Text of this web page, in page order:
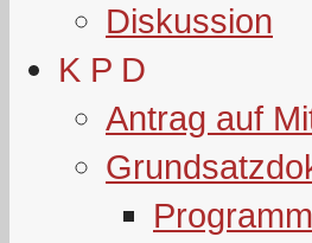
Diskussion
K P D
Antrag auf